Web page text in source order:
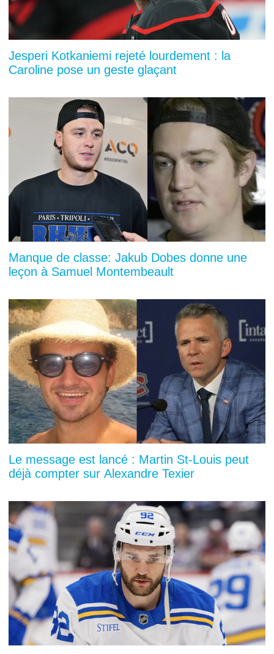
Jesperi Kotkaniemi rejeté lourdement : la
Caroline pose un geste glaçant
Manque de classe: Jakub Dobes donne une
leçon à Samuel Montembeault
Le message est lancé : Martin St-Louis peut
déjà compter sur Alexandre Texier